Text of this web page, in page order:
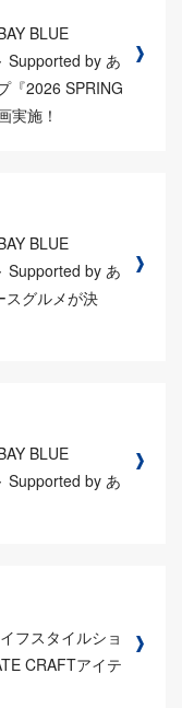
BLUE
Supported by あ
『2026 SPRING
実施！
BLUE
Supported by あ
スグルメが決
BLUE
Supported by あ
フスタイルショ
CRAFTアイテ